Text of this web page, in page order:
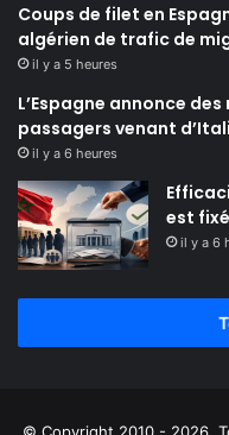
Coups de filet en
algérien de trafic de
il y a 5 heures
L’Espagne annonce
passagers venant
il y a 6 heures
est
il y a 6
© Copyright 2010 - 2026,